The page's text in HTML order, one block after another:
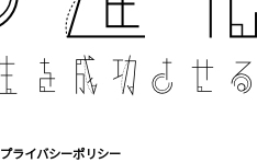
プライバシーポリシー